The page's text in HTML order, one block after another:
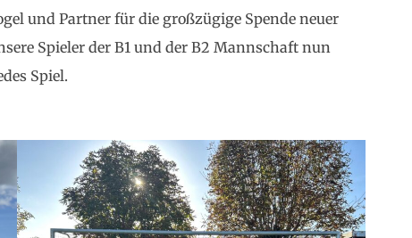
und Partner für die großzügige Spende neuer
Spieler der B1 und der B2 Mannschaft nun
Spiel.